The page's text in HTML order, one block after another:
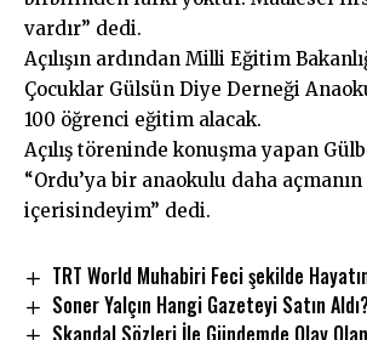
vardır” dedi.
Açılışın ardından Milli Eğitim
Çocuklar Gülsün Diye Derneği
100 öğrenci eğitim alacak.
Açılış töreninde konuşma yapan
“Ordu’ya bir anaokulu daha
içerisindeyim” dedi.
TRT World Muhabiri Feci şekilde
Soner Yalçın Hangi Gazeteyi Satın
Skandal Sözleri İle Gündemde Olay